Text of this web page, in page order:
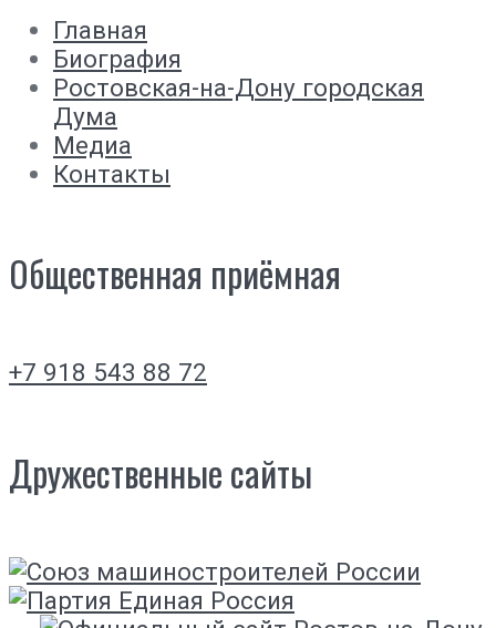
Главная
Биография
Ростовская-на-Дону городская
Дума
Медиа
Контакты
Общественная приёмная
+7 918 543 88 72
Дружественные сайты